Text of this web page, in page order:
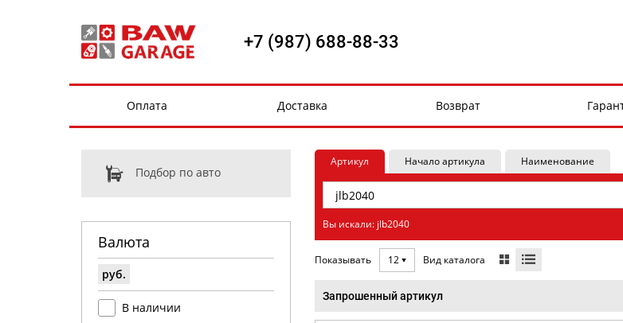
+7 (987) 688-88-33
Оплата Доставка Возврат
Подбор по авто
Валюта
руб.
В наличии
Артикул Начало артикула Наименование
Вы искали: jlb2040
Показывать 12 Вид каталога
Запрошенный артикул